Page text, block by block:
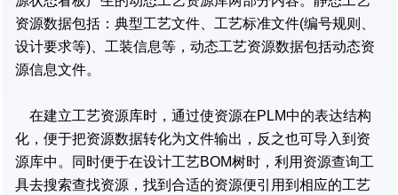
资源数据包括：典型工艺文件、工艺标准文件(编号规则、
设计要求等)、工装信息等，动态工艺资源数据包括动态资
源信息文件。
在建立工艺资源库时，通过使资源在PLM中的表达结构
化，便于把资源数据转化为文件输出，反之也可导入到资
源库中。同时便于在设计工艺BOM树时，利用资源查询工
具去搜索查找资源，找到合适的资源便引用到相应的工艺